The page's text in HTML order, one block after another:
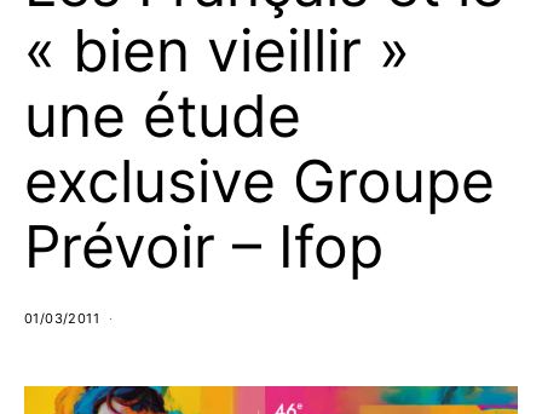
« bien vieillir »
une étude
exclusive Groupe
Prévoir – Ifop
01/03/2011